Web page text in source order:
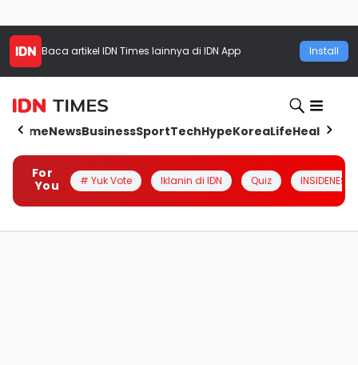
Baca artikel IDN Times lainnya di IDN App Install
HomeNewsBusinessSportTechHypeKoreaLifeHealth
For
You
# Yuk Vote Iklanin di IDN Quiz INSIDENESIA